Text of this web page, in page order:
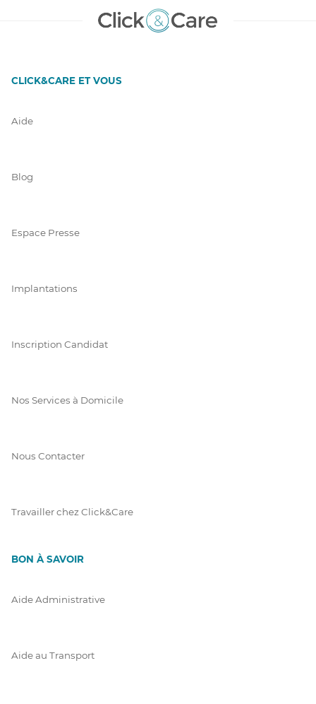
CLICK&CARE ET VOUS
Aide
Blog
Espace Presse
Implantations
Inscription Candidat
Nos Services à Domicile
Nous Contacter
Travailler chez Click&Care
BON À SAVOIR
Aide Administrative
Aide au Transport